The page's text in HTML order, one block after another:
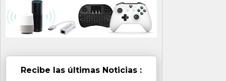
Recibe las últimas Noticias :